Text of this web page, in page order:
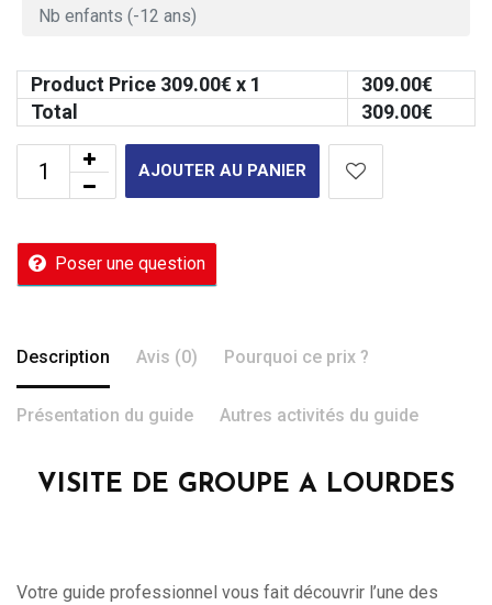
Product Price 309.00€ x 1 309.00€
Total
309.00€
AJOUTER AU PANIER
Poser une question
Description Avis (0) Pourquoi ce prix ?
Présentation du guide Autres activités du guide
VISITE DE GROUPE A LOURDES
Votre guide professionnel vous fait découvrir l’une des